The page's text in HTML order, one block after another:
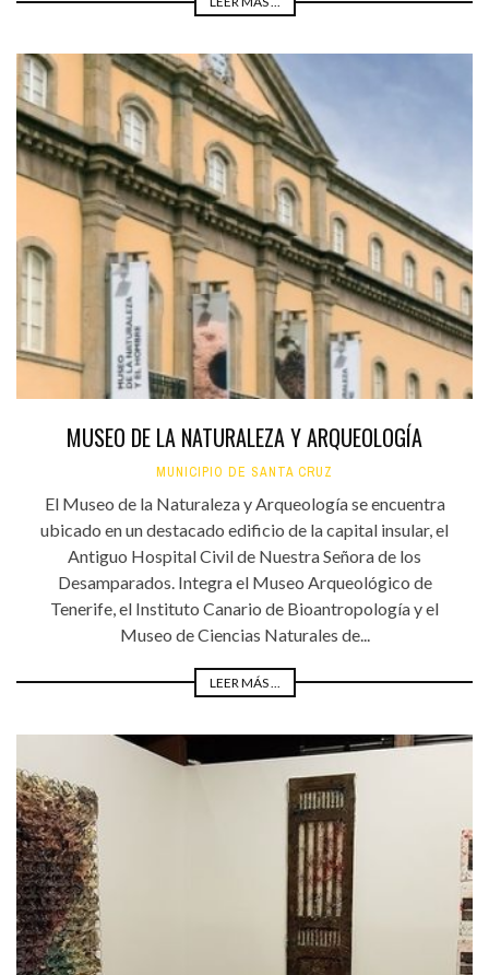
MUSEO DE LA NATURALEZA Y ARQUEOLOGÍA
MUNICIPIO DE SANTA CRUZ
El Museo de la Naturaleza y Arqueología se encuentra
ubicado en un destacado edificio de la capital insular, el
Antiguo Hospital Civil de Nuestra Señora de los
Desamparados. Integra el Museo Arqueológico de
Tenerife, el Instituto Canario de Bioantropología y el
Museo de Ciencias Naturales de...
LEER MÁS ...